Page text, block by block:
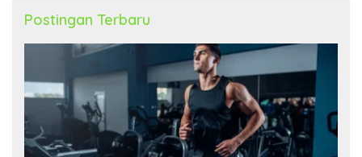
Postingan Terbaru